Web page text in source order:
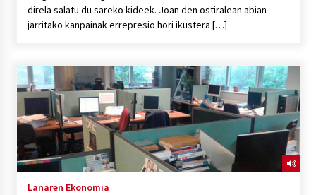
direla salatu du sareko kideek. Joan den ostiralean abian
jarritako kanpainak errepresio hori ikustera […]
Lanaren Ekonomia